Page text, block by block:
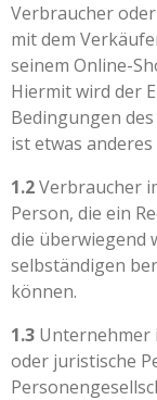
Verbraucher
mit dem
seinem Online-
Hiermit wird der
Bedingungen
ist etwas
1.2Verbraucher
Person, die ein
die überwiegend
selbständigen
können.
1.3 Unternehmer
oder juristische